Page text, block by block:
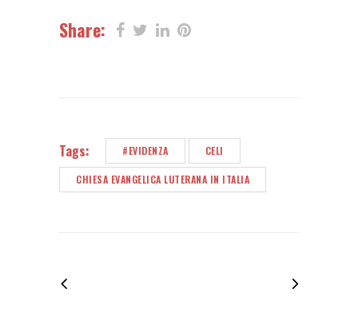
Share:
Tags: #EVIDENZA CELI
CHIESA EVANGELICA LUTERANA IN ITALIA